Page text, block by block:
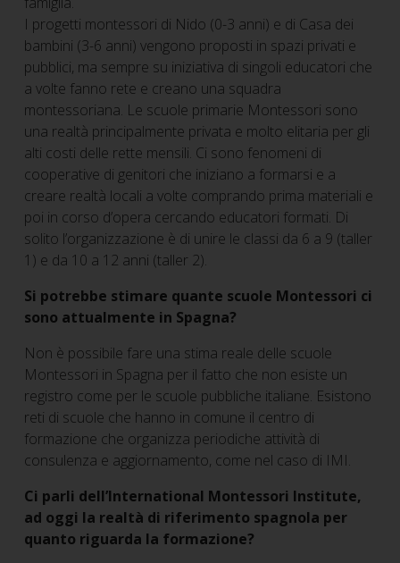
I progetti montessori di Nido (0-3 anni) e di Casa dei
bambini (3-6 anni) vengono proposti in spazi privati e
pubblici, ma sempre su iniziativa di singoli educatori che
a volte fanno rete e creano una squadra
montessoriana. Le scuole primarie Montessori sono
una realtà principalmente privata e molto elitaria per gli
alti costi delle rette mensili. Ci sono fenomeni di
cooperative di genitori che iniziano a formarsi e a
creare realtà locali a volte comprando prima materiali e
poi in corso d’opera cercando educatori formati. Di
solito l’organizzazione è di unire le classi da 6 a 9 (taller
1) e da 10 a 12 anni (taller 2).
Si potrebbe stimare quante scuole Montessori ci
sono attualmente in Spagna?
Non è possibile fare una stima reale delle scuole
Montessori in Spagna per il fatto che non esiste un
registro come per le scuole pubbliche italiane. Esistono
reti di scuole che hanno in comune il centro di
formazione che organizza periodiche attività di
consulenza e aggiornamento, come nel caso di IMI.
Ci parli dell’International Montessori Institute,
ad oggi la realtà di riferimento spagnola per
quanto riguarda la formazione?